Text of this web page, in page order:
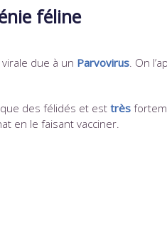
féline
due à un Parvovirus. On
des félidés et est très
en le faisant vacciner.